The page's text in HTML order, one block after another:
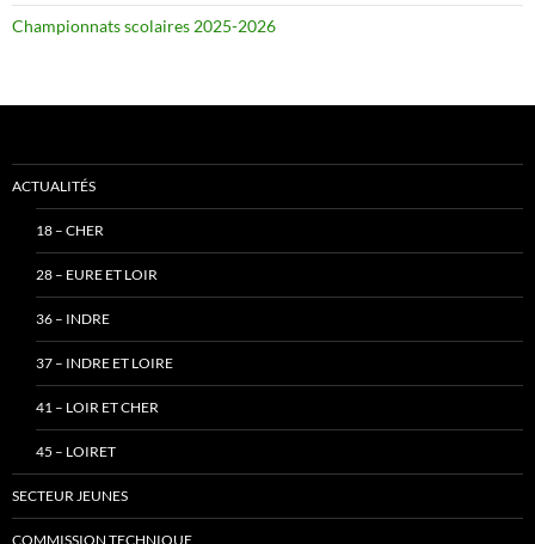
Championnats scolaires 2025-2026
ACTUALITÉS
18 – CHER
28 – EURE ET LOIR
36 – INDRE
37 – INDRE ET LOIRE
41 – LOIR ET CHER
45 – LOIRET
SECTEUR JEUNES
COMMISSION TECHNIQUE